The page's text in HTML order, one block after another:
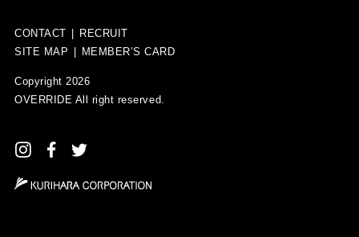
CONTACT
RECRUIT
SITE MAP
MEMBER’S CARD
Copyright 2026
OVERRIDE All right reserved.